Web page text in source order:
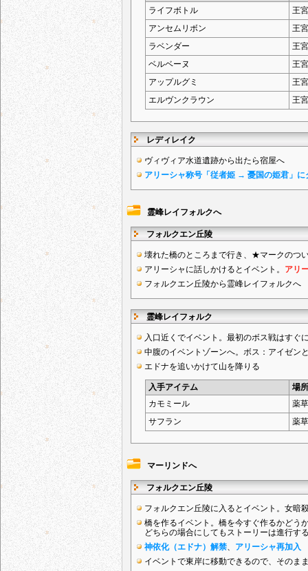
ライフボトル
王
アンセムリボン
王
ラベンダー
王
ベルベーヌ
王
アップルグミ
王
エルヴンクラウン
王
レディレイク
ヴィヴィア水道遺跡から出たら宿屋へ
アリーシャ称号「従者姫 → 憂国の姫君」に
霊峰レイフォルクへ
フォルクエン丘陵
壊れた橋のところまで行き、★マークのつ
アリーシャに話しかけるとイベント。 アリ
フォルクエン丘陵から霊峰レイフォルクへ
霊峰レイフォルク
入口近くでイベント。最初のボス戦はすぐ
中腹のイベントゾーンへ。ボス：アイゼン
エドナを追いかけて山を降りる
入手アイテム
場所
カモミール
薬草
サフラン
薬草
マーリンドへ
フォルクエン丘陵
フォルクエン丘陵に入るとイベント。女暗
橋を作るイベント。橋を今すぐ作るかどう
どちらの場合にしてもストーリーは進行す
神依化（エドナ）解禁、 アリーシャ再加入
イベントで東岸に移動できるので、そのま